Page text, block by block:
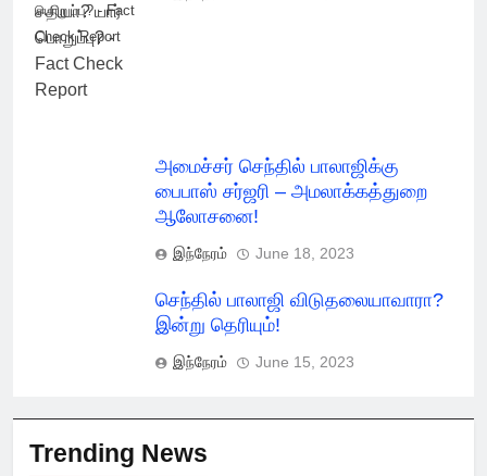
பொறுப்பு? - Fact
Check Report
அமைச்சர் செந்தில் பாலாஜிக்கு
பைபாஸ் சர்ஜரி – அமலாக்கத்துறை
ஆலோசனை!
இந்நேரம் June 18, 2023
செந்தில் பாலாஜி விடுதலையாவாரா?
இன்று தெரியும்!
இந்நேரம் June 15, 2023
Trending News